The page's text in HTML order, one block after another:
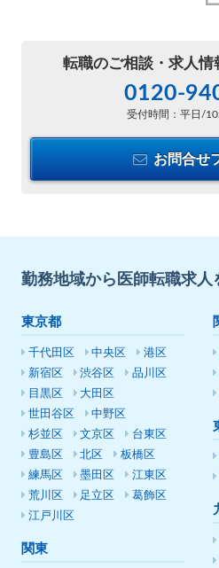
転職のご相談・ 求人情
0120-
受付時間：平日/
お問合せ
勤務地域から医師転職求人
東京都
千代田区 中央区
港区
新宿区
渋谷区
品川区
目黒区
大田区
世田谷区
中野区
杉並区
文京区
台東区
豊島区
北区
板橋区
練馬区
墨田区
江東区
荒川区
足立区
葛飾区
江戸川区
関東